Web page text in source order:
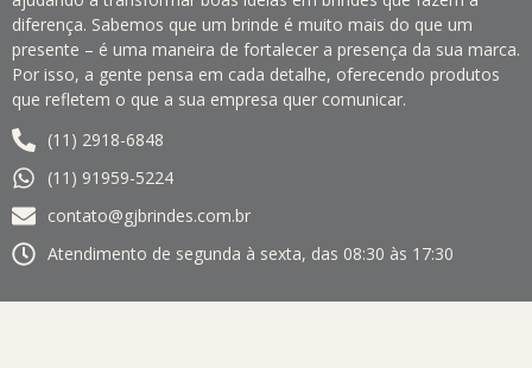
diferença. Sabemos que um brinde é muito mais do que um
presente – é uma maneira de fortalecer a presença da sua marca.
Por isso, a gente pensa em cada detalhe, oferecendo produtos
que refletem o que a sua empresa quer comunicar.
(11) 2918-6848
(11) 91959-5224
contato@gjbrindes.com.br
Atendimento de segunda à sexta, das 08:30 às 17:30